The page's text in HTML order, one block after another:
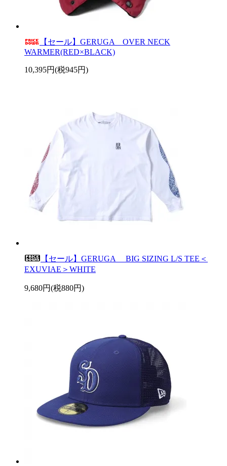
【セール】GERUGA OVER NECK
WARMER(RED×BLACK)
10,395円(税945円)
【セール】GERUGA BIG SIZING L/S TEE＜
EXUVIAE＞WHITE
9,680円(税880円)